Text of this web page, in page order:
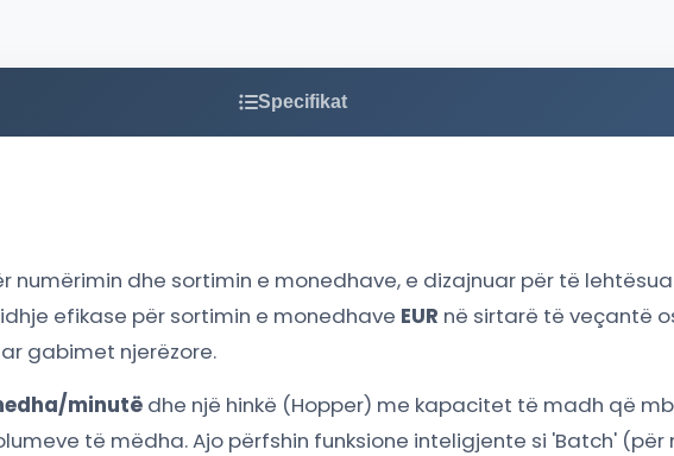
Specifikat
numërimin dhe sortimin e monedhave, e dizajnuar për të
efikase për sortimin e monedhave EUR në sirtarë të veçantë
gabimet njerëzore.
minutëdhe një hinkë (Hopper) me kapacitet të madh që
të mëdha. Ajo përfshin funksione inteligjente si 'Batch'